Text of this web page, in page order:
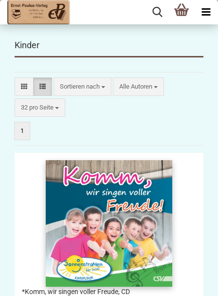
Kinder
Sortieren nach
Sortieren nach Alle Autoren
32 pro Seite
pro Seite
1
*Komm, wir singen voller Freude, CD